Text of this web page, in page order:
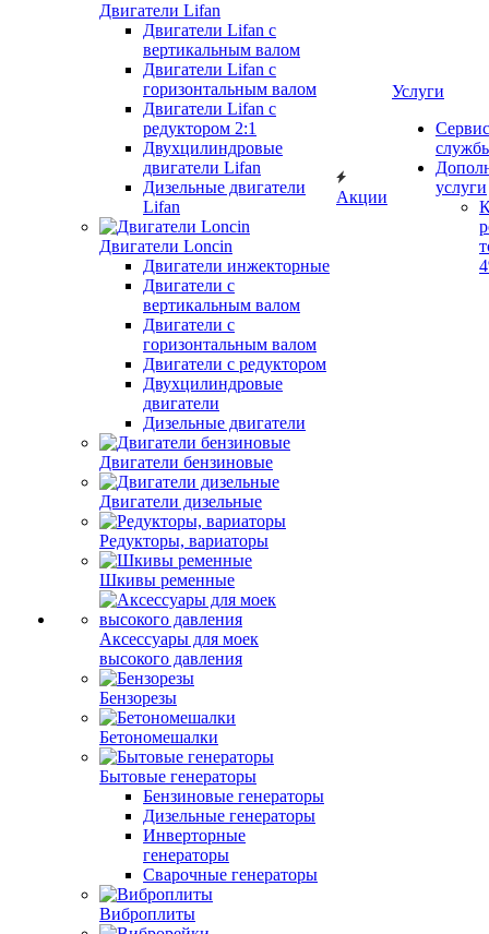
Двигатели Lifan
Двигатели Lifan с
вертикальным валом
Двигатели Lifan с
горизонтальным валом
Двигатели Lifan с
редуктором 2:1
Двухцилиндровые
двигатели Lifan
Дизельные двигатели
Lifan
Двигатели Loncin
Двигатели инжекторные
Двигатели с
вертикальным валом
Двигатели с
горизонтальным валом
Двигатели с редуктором
Двухцилиндровые
двигатели
Дизельные двигатели
Двигатели бензиновые
Двигатели дизельные
Редукторы, вариаторы
Шкивы ременные
Аксессуары для моек
высокого давления
Бензорезы
Бетономешалки
Бытовые генераторы
Бензиновые генераторы
Дизельные генераторы
Инверторные
генераторы
Сварочные генераторы
Виброплиты
Акции
Услуги
услуги